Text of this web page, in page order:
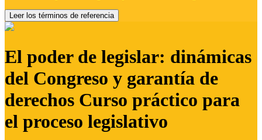
Leer los términos de referencia
El poder de legislar: dinámicas
del Congreso y garantía de
derechos Curso práctico para
el proceso legislativo